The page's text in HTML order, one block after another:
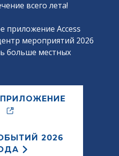
всего лета!
приложение Access
мероприятий 2026
больше местных
2026